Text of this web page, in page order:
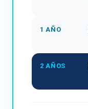
1 AÑO
2 AÑOS